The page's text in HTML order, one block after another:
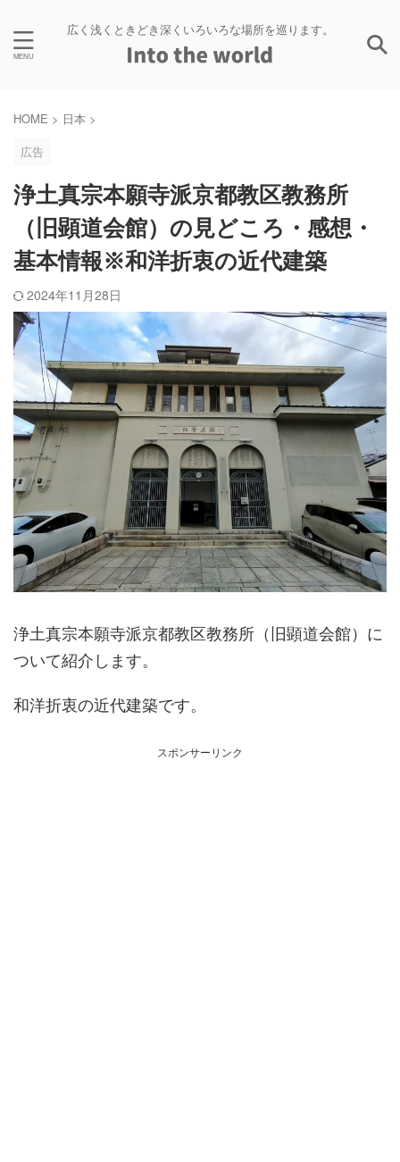
広く浅くときどき深くいろいろな場所を巡ります。
HOME > 日本 >
広告
浄土真宗本願寺派京都教区教務所
（旧顕道会館）の見どころ・感想・
基本情報※和洋折衷の近代建築
2024年11月28日
浄土真宗本願寺派京都教区教務所（旧顕道会館）に
ついて紹介します。
和洋折衷の近代建築です。
スポンサーリンク